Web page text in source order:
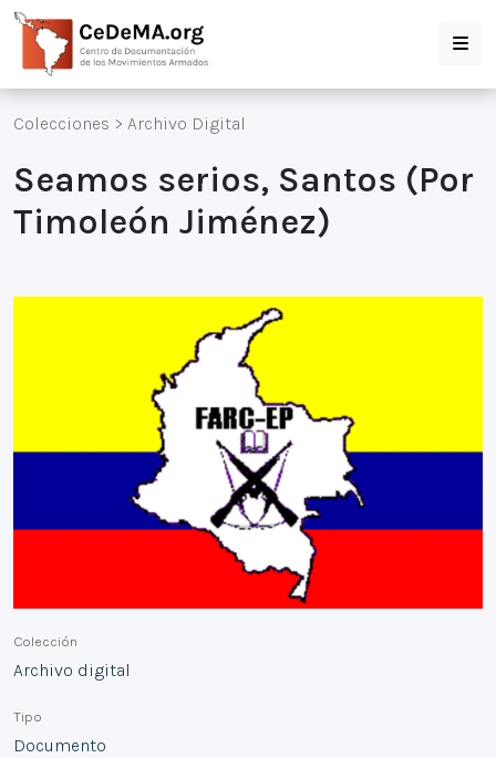
Colecciones > Archivo Digital
Seamos serios, Santos (Por
Timoleón Jiménez)
Colección
Archivo digital
Tipo
Documento